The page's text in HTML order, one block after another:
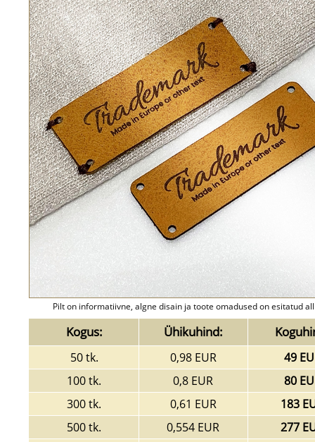
Pilt on informatiivne, algne disain ja toote omadused on esitatud
Kogus: Ühikuhind:
50 tk. 0,98 EUR
49
100 tk.
0,8 EUR
80
300 tk.
0,61 EUR
183
500 tk.
0,554 EUR
277